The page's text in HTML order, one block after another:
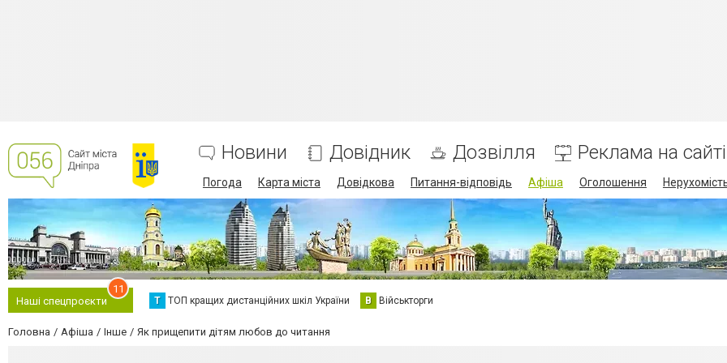
Новини Довідник Дозвілля Реклама на сайті
Погода Карта міста Довідкова Питання-відповідь Афіша Оголошення
Наші спецпроєкти
11
Т ТОП кращих дистанційних шкіл України В Військторги
Головна Афіша Інше Як прищепити дітям любов до читання